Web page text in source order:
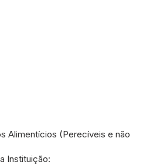
Alimentícios (Perecíveis e não
Instituição: